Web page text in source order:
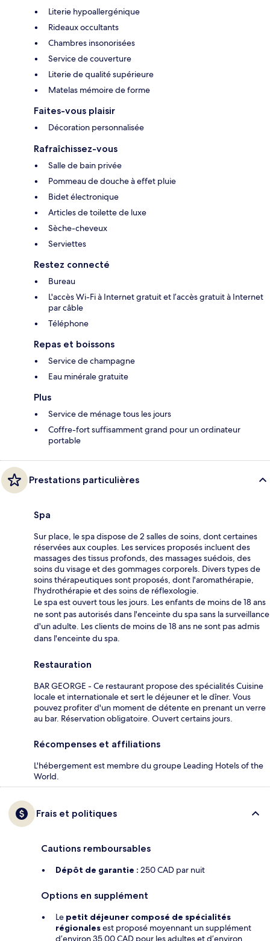
Literie hypoallergénique
Rideaux occultants
Chambres insonorisées
Service de couverture
Literie de qualité supérieure
Matelas mémoire de forme
Faites-vous plaisir
Décoration personnalisée
Rafraîchissez-vous
Salle de bain privée
Pommeau de douche à effet pluie
Bidet électronique
Articles de toilette de luxe
Sèche-cheveux
Serviettes
Restez connecté
Bureau
L'accès Wi-Fi à Internet gratuit et l’accès gratuit à Internet
par câble
Téléphone
Repas et boissons
Service de champagne
Eau minérale gratuite
Plus
Service de ménage tous les jours
Coffre-fort suffisamment grand pour un ordinateur
portable
Prestations particulières
Spa
Sur place, le spa dispose de 2 salles de soins, dont certaines
réservées aux couples. Les services proposés incluent des
massages des tissus profonds, des massages suédois, des
soins du visage et des gommages corporels. Divers types de
soins thérapeutiques sont proposés, dont l'aromathérapie,
l'hydrothérapie et des soins de réflexologie.
Le spa est ouvert tous les jours. Les enfants de moins de 18 ans
ne sont pas autorisés dans l'enceinte du spa sans la surveillance
d'un adulte. Les clients de moins de 18 ans ne sont pas admis
dans l'enceinte du spa.
Restauration
BAR GEORGE - Ce restaurant propose des spécialités Cuisine
locale et internationale et sert le déjeuner et le dîner. Vous
pouvez profiter d'un moment de détente en prenant un verre
au bar. Réservation obligatoire. Ouvert certains jours.
Récompenses et affiliations
L'hébergement est membre du groupe Leading Hotels of the
World.
Frais et politiques
Cautions remboursables
Dépôt de garantie : 250 CAD par nuit
Options en supplément
Le petit déjeuner composé de spécialités
régionalesest proposé moyennant un supplément
d’environ 35.00 CAD pour les adultes et d’environ